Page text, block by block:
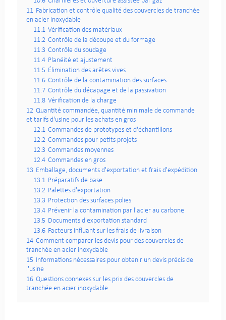
11 Fabrication et contrôle qualité des couvercles de tranchée
en acier inoxydable
11.1 Vérification des matériaux
11.2 Contrôle de la découpe et du formage
11.3 Contrôle du soudage
11.4 Planéité et ajustement
11.5 Élimination des arêtes vives
11.6 Contrôle de la contamination des surfaces
11.7 Contrôle du décapage et de la passivation
11.8 Vérification de la charge
12 Quantité commandée, quantité minimale de commande
et tarifs d'usine pour les achats en gros
12.1 Commandes de prototypes et d'échantillons
12.2 Commandes pour petits projets
12.3 Commandes moyennes
12.4 Commandes en gros
13 Emballage, documents d'exportation et frais d'expédition
13.1 Préparatifs de base
13.2 Palettes d'exportation
13.3 Protection des surfaces polies
13.4 Prévenir la contamination par l'acier au carbone
13.5 Documents d'exportation standard
13.6 Facteurs influant sur les frais de livraison
14 Comment comparer les devis pour des couvercles de
tranchée en acier inoxydable
15 Informations nécessaires pour obtenir un devis précis de
l'usine
16 Questions connexes sur les prix des couvercles de
tranchée en acier inoxydable